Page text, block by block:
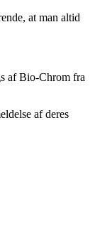
at man altid
af Bio-Chrom fra
af deres